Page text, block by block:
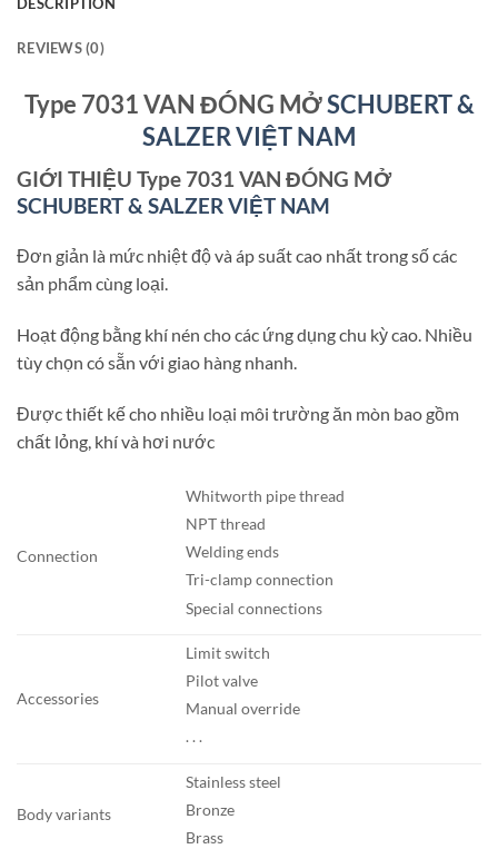
DESCRIPTION
REVIEWS (0)
Type 7031 VAN ĐÓNG MỞSCHUBERT &
SALZER VIỆT NAM
GIỚI THIỆU Type 7031 VAN ĐÓNG MỞ
SCHUBERT & SALZER VIỆT NAM
Đơn giản là mức nhiệt độ và áp suất cao nhất trong số các
sản phẩm cùng loại.
Hoạt động bằng khí nén cho các ứng dụng chu kỳ cao. Nhiều
tùy chọn có sẵn với giao hàng nhanh.
Được thiết kế cho nhiều loại môi trường ăn mòn bao gồm
chất lỏng, khí và hơi nước
Connection
Whitworth pipe thread
NPT thread
Welding ends
Tri-clamp connection
Special connections
Accessories
Limit switch
Pilot valve
Manual override
. . .
Body variants
Stainless steel
Bronze
Brass